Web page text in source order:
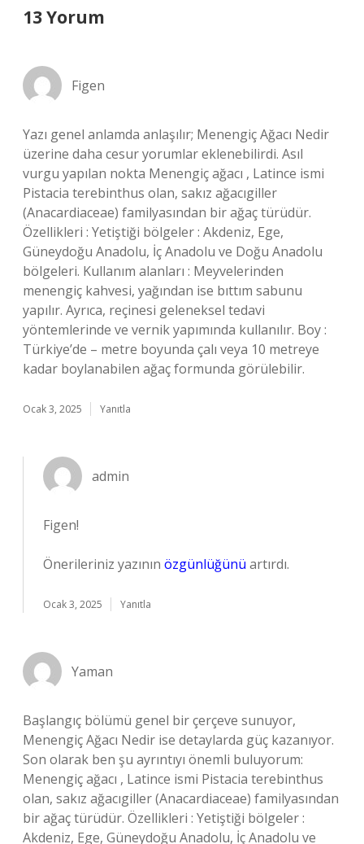
13 Yorum
Figen
Yazı genel anlamda anlaşılır; Menengiç Ağacı Nedir
üzerine daha cesur yorumlar eklenebilirdi. Asıl
vurgu yapılan nokta Menengiç ağacı , Latince ismi
Pistacia terebinthus olan, sakız ağacıgiller
(Anacardiaceae) familyasından bir ağaç türüdür.
Özellikleri : Yetiştiği bölgeler : Akdeniz, Ege,
Güneydoğu Anadolu, İç Anadolu ve Doğu Anadolu
bölgeleri. Kullanım alanları : Meyvelerinden
menengiç kahvesi, yağından ise bıttım sabunu
yapılır. Ayrıca, reçinesi geleneksel tedavi
yöntemlerinde ve vernik yapımında kullanılır. Boy :
Türkiye’de – metre boyunda çalı veya 10 metreye
kadar boylanabilen ağaç formunda görülebilir.
Ocak 3, 2025 Yanıtla
admin
Figen!
Önerileriniz yazının özgünlüğünü artırdı.
Ocak 3, 2025 Yanıtla
Yaman
Başlangıç bölümü genel bir çerçeve sunuyor,
Menengiç Ağacı Nedir ise detaylarda güç kazanıyor.
Son olarak ben şu ayrıntıyı önemli buluyorum:
Menengiç ağacı , Latince ismi Pistacia terebinthus
olan, sakız ağacıgiller (Anacardiaceae) familyasından
bir ağaç türüdür. Özellikleri : Yetiştiği bölgeler :
Akdeniz, Ege, Güneydoğu Anadolu, İç Anadolu ve